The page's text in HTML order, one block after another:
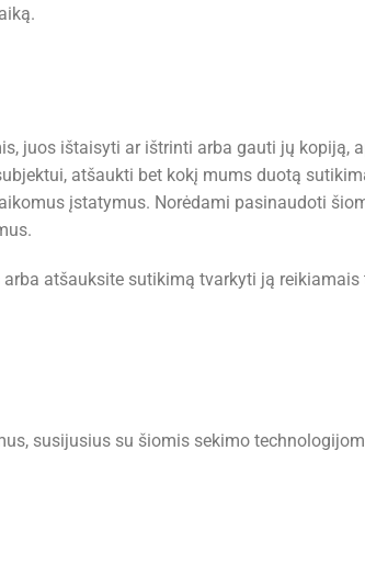
juos ištaisyti ar ištrinti arba gauti jų kopiją,
atšaukti bet kokį mums duotą
įstatymus. Norėdami pasinaudoti
atšauksite sutikimą tvarkyti ją
susijusius su šiomis sekimo